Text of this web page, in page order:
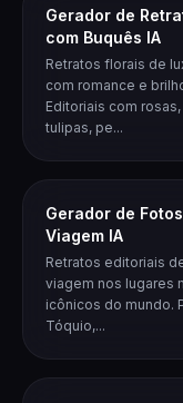
Gerador de
com Buquês IA
Retratos florais de
com romance e
Editoriais com rosas,
tulipas, pe...
Gerador de
Viagem IA
Retratos editoriais
viagem nos lugares
icônicos do mundo.
Tóquio,...